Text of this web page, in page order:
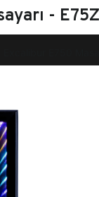
-